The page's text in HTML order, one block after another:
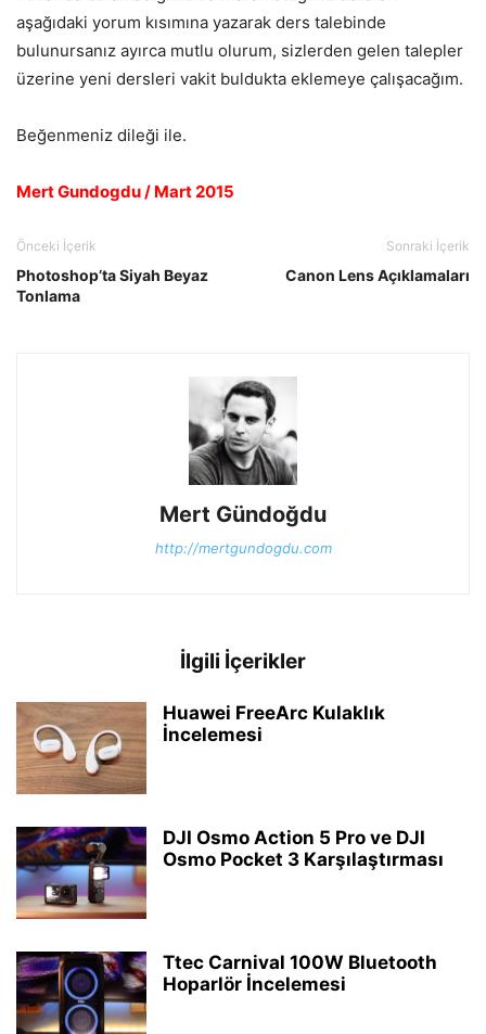
aşağıdaki yorum kısımına yazarak ders talebinde
bulunursanız ayırca mutlu olurum, sizlerden gelen talepler
üzerine yeni dersleri vakit buldukta eklemeye çalışacağım.
Beğenmeniz dileği ile.
Mert Gundogdu / Mart 2015
Önceki İçerik
Photoshop’ta Siyah Beyaz
Tonlama
Sonraki İçerik
Canon Lens Açıklamaları
Mert Gündoğdu
http://mertgundogdu.com
İlgili İçerikler
Huawei FreeArc Kulaklık
İncelemesi
DJI Osmo Action 5 Pro ve DJI
Osmo Pocket 3 Karşılaştırması
Ttec Carnival 100W Bluetooth
Hoparlör İncelemesi